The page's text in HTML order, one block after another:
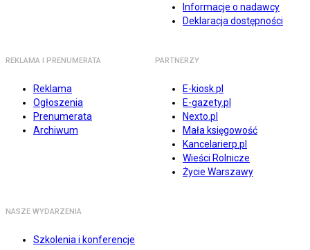
Informacje o nadawcy
Deklaracja dostępności
REKLAMA I PRENUMERATA
Reklama
Ogłoszenia
Prenumerata
Archiwum
PARTNERZY
E-kiosk.pl
E-gazety.pl
Nexto.pl
Mała księgowość
Kancelarierp.pl
Wieści Rolnicze
Życie Warszawy
NASZE WYDARZENIA
Szkolenia i konferencje